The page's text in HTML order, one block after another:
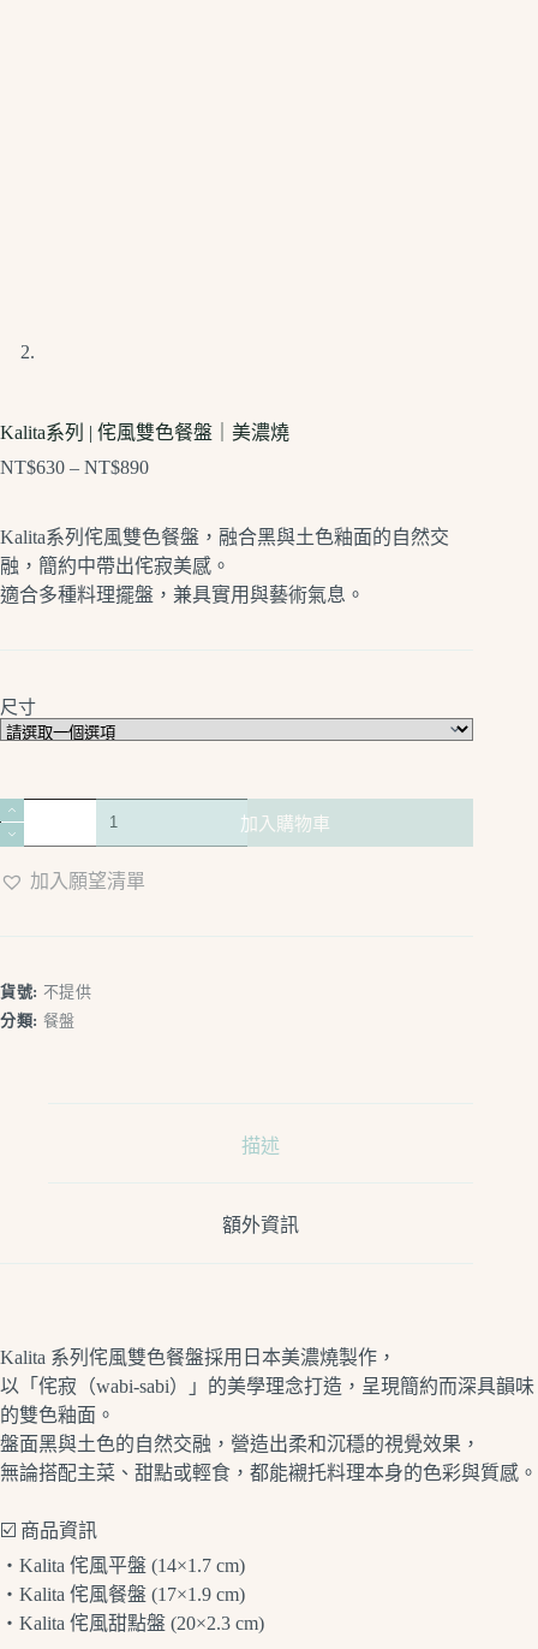
Kalita系列 | 侘風雙色餐盤｜美濃燒
NT$630 – NT$890價
範
圍：
NT$630
到
Kalita系列侘風雙色餐盤，融合黑與土色釉面的自然交
融，簡約中帶出侘寂美感。
適合多種料理擺盤，兼具實用與藝術氣息。
尺寸
Kalita
系
色
餐
盤
加入購物車
加入願望清單
貨號: 不提供
分類: 餐盤
描述
額外資訊
Kalita 系列侘風雙色餐盤採用日本美濃燒製作，
以「侘寂（wabi-sabi）」的美學理念打造，呈現簡約而深具韻味
的雙色釉面。
盤面黑與土色的自然交融，營造出柔和沉穩的視覺效果，
無論搭配主菜、甜點或輕食，都能襯托料理本身的色彩與質感。
☑️ 商品資訊
・Kalita 侘風平盤 (14×1.7 cm)
・Kalita 侘風餐盤 (17×1.9 cm)
・Kalita 侘風甜點盤 (20×2.3 cm)